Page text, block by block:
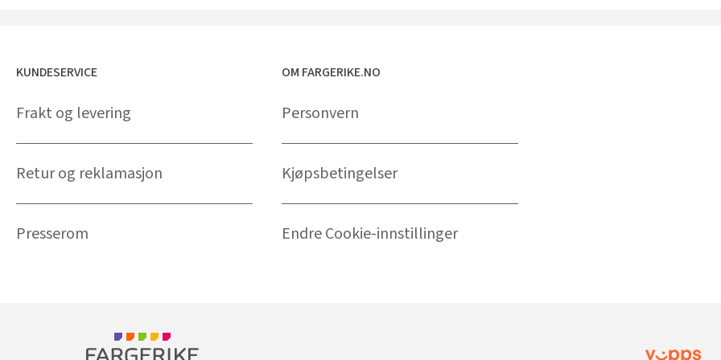
KUNDESERVICE
Frakt og levering
Retur og reklamasjon
Presserom
OM FARGERIKE.NO
Personvern
Kjøpsbetingelser
Endre Cookie-innstillinger